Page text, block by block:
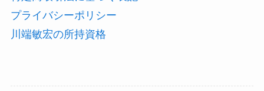
プライバシーポリシー
川端敏宏の所持資格